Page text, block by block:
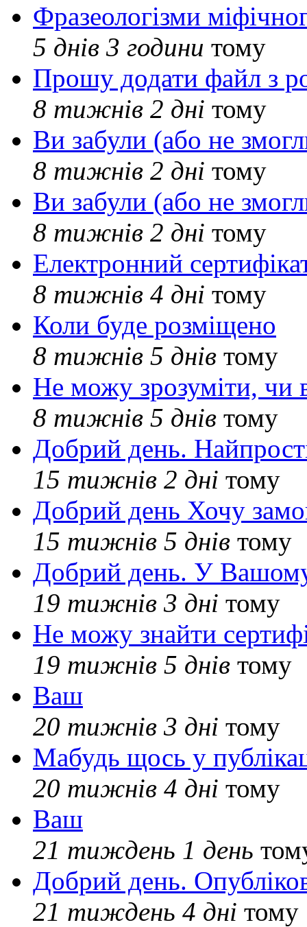
Фразеологізми
5 днів 3 години тому
Прошу додати файл з
8 тижнів 2 дні тому
Ви забули (або не
8 тижнів 2 дні тому
Ви забули (або не
8 тижнів 2 дні тому
Електронний
8 тижнів 4 дні тому
Коли буде розміщено
8 тижнів 5 днів тому
Не можу зрозуміти, чи
8 тижнів 5 днів тому
Добрий день.
15 тижнів 2 дні тому
Добрий день Хочу
15 тижнів 5 днів тому
Добрий день. У Вашому
19 тижнів 3 дні тому
Не можу знайти
19 тижнів 5 днів тому
Ваш
20 тижнів 3 дні тому
Мабудь щось у
20 тижнів 4 дні тому
Ваш
21 тиждень 1 день
Добрий день.
21 тиждень 4 дні тому